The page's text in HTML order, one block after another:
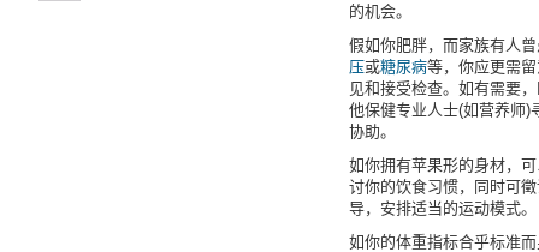
的机会。
假如你肥胖，而家族有人
压或糖尿病等，你应更需
见和接受检查。如有需要
他保健专业人士(如营养师)
协助。
如你拥有苹果形的身材，
讨你的饮食习惯，同时可
导，安排适当的运动模式。
如你的体重指标合乎标准